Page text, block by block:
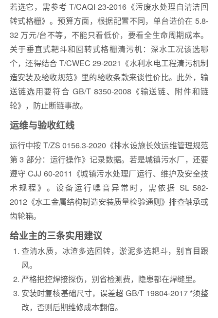
若选它，需参考 T/CAQI 23-2016《污废水处理自清洁回
转式格栅》。预算方面，根据配置不同，单台造价在 5.8-
32 万元/台不等，不能只看低价，要看全生命周期成本。
关于垂直式耙斗和回转式格栅清污机：深水工况该选哪
个，还得结合 T/CWEC 29-2021《水利水电工程清污机制
造安装及验收规范》里的验收条款来谈性价比。此外，输
送链选用要符合 GB/T 8350-2008《输送链、附件和链
轮》，防止断链事故。
运维与验收红线
运行中按 T/ZS 0156.3-2020《排水设施长效运维管理规范
第 3 部分：运行操作》记录数据。若是城镇污水厂，还要
遵守 CJJ 60-2011《城镇污水处理厂运行、维护及安全技
术规程》。设备运行噪音异常时，需依据 SL 582-
2012《水工金属结构制造安装质量检验通则》排查轴承或
齿轮箱。
给业主的三条实用建议
查清水质，冰渣多选回转，淤泥多选耙斗，别盲目跟
风。
严格把控焊接探伤，别省检测费，隐患都在焊缝里。
安装时复核基础尺寸，误差超 GB/T 19804-2017 *须整
改，否则后期维修成本翻倍。